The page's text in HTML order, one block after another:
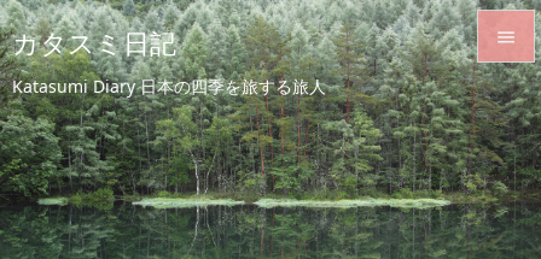
カタスミ日記
Katasumi Diary 日本の四季を旅する旅人


メニュ

サイド

前へ